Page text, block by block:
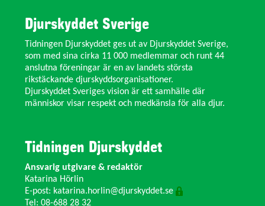
Djurskyddet Sverige
Tidningen Djurskyddet ges ut av Djurskyddet Sverige,
som med sina cirka 11 000 medlemmar och runt 44
anslutna föreningar är en av landets största
rikstäckande djurskyddsorganisationer.
Djurskyddet Sveriges vision är ett samhälle där
människor visar respekt och medkänsla för alla djur.
Tidningen Djurskyddet
Ansvarig utgivare & redaktör
Katarina Hörlin
E-post: katarina.horlin@djurskyddet.se
Tel: 08-688 28 32